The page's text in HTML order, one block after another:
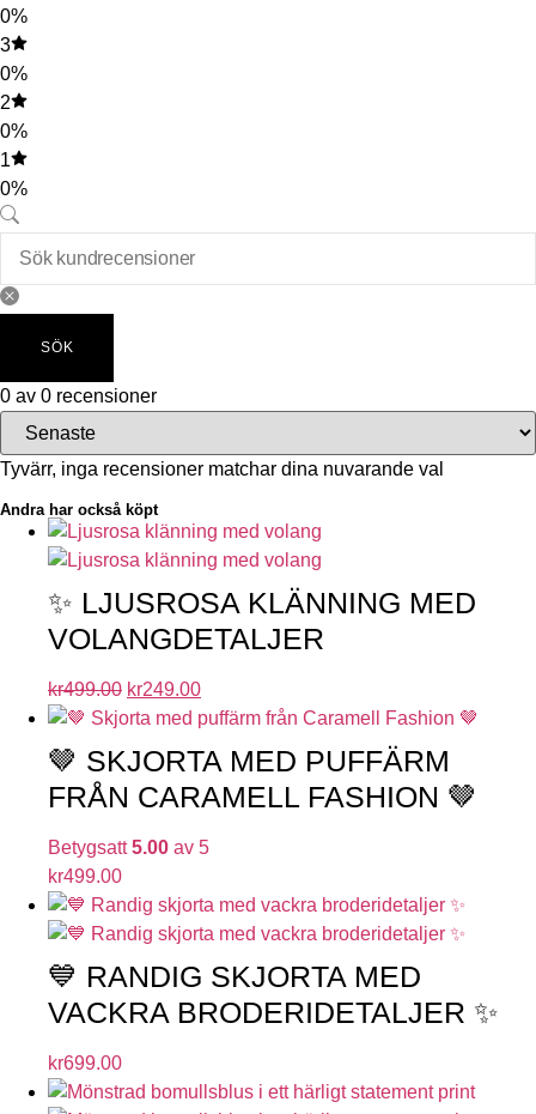
0%
3
0%
2
0%
1
0%
SÖK
0 av 0 recensioner
Tyvärr, inga recensioner matchar dina nuvarande val
Andra har också köpt
✨ LJUSROSA KLÄNNING MED
VOLANGDETALJER
kr499.00 kr249.00
🤎 SKJORTA MED PUFFÄRM
FRÅN CARAMELL FASHION 🤎
Betygsatt5.00 av 5
kr499.00
💙 RANDIG SKJORTA MED
VACKRA BRODERIDETALJER ✨
kr699.00